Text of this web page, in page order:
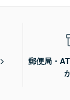
郵便局・